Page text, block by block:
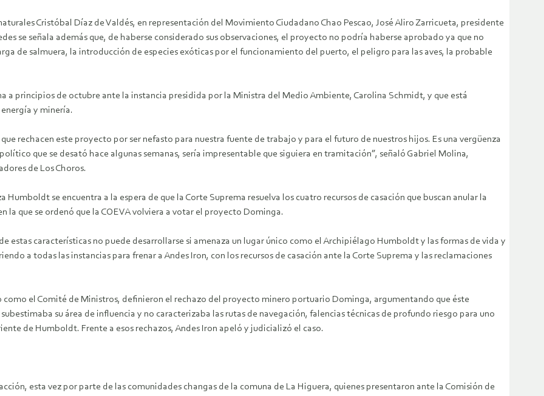
Cristóbal Díaz de Valdés, en representación del Movimiento Ciudadano Chao Pescao, José Aliro Zarricueta, presidente
se señala además que, de haberse considerado sus observaciones, el proyecto no podría haberse aprobado ya que no
de salmuera, la introducción de especies exóticas por el funcionamiento del puerto, el peligro para las aves, la probable
a principios de octubre ante la instancia presidida por la Ministra del Medio Ambiente, Carolina Schmidt, y que está
y minería.
rechacen este proyecto por ser nefasto para nuestra fuente de trabajo y para el futuro de nuestros hijos. Es una vergüenza
que se desató hace algunas semanas, sería impresentable que siguiera en tramitación”, señaló Gabriel Molina,
de Los Choros.
se encuentra a la espera de que la Corte Suprema resuelva los cuatro recursos de casación que buscan anular la
la que se ordenó que la COEVA volviera a votar el proyecto Dominga.
estas características no puede desarrollarse si amenaza un lugar único como el Archipiélago Humboldt y las formas de vida y
a todas las instancias para frenar a Andes Iron, con los recursos de casación ante la Corte Suprema y las reclamaciones
como el Comité de Ministros, definieron el rechazo del proyecto minero portuario Dominga, argumentando que éste
su área de influencia y no caracterizaba las rutas de navegación, falencias técnicas de profundo riesgo para uno
de Humboldt. Frente a esos rechazos, Andes Iron apeló y judicializó el caso.
esta vez por parte de las comunidades changas de la comuna de La Higuera, quienes presentaron ante la Comisión de